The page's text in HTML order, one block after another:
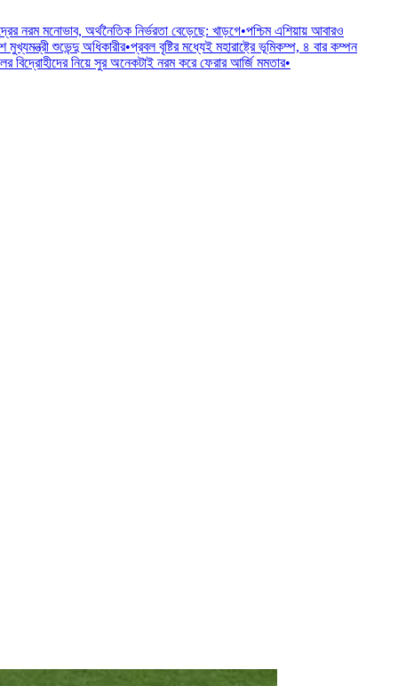
নরম মনোভাব, অর্থনৈতিক নির্ভরতা বেড়েছে: খাড়গে•পশ্চিম এশিয়ায় আবারও
শুভেন্দু অধিকারীর•প্রবল বৃষ্টির মধ্যেই মহারাষ্ট্রে ভূমিকম্প, ৪ বার কম্পন
বিদ্রোহীদের নিয়ে সুর অনেকটাই নরম করে ফেরার আর্জি মমতার•